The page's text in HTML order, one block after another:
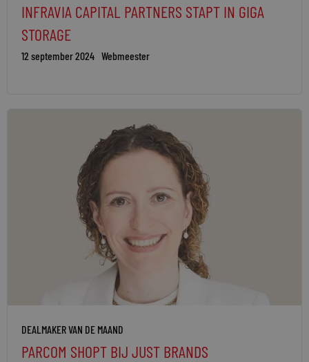
INFRAVIA CAPITAL PARTNERS STAPT IN GIGA
STORAGE
12 september 2024 Webmeester
DEALMAKER VAN DE MAAND
PARCOM SHOPT BIJ JUST BRANDS